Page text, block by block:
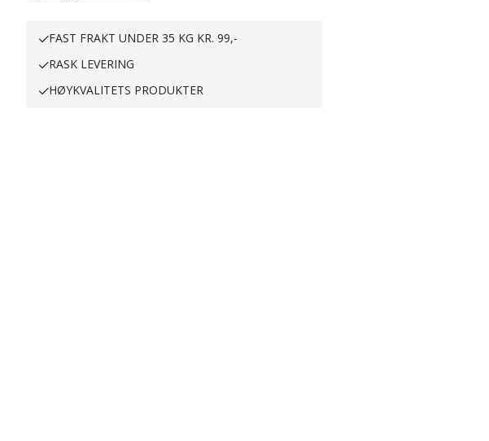
FAST FRAKT UNDER 35 KG KR. 99,-
RASK LEVERING
HØYKVALITETS PRODUKTER